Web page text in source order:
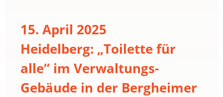
15. April 2025
Heidelberg: „Toilette für
alle“ im Verwaltungs-
Gebäude in der Bergheimer